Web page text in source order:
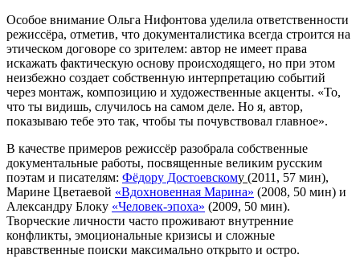
Особое внимание Ольга Нифонтова уделила ответственности
режиссёра, отметив, что документалистика всегда строится на
этическом договоре со зрителем: автор не имеет права
искажать фактическую основу происходящего, но при этом
неизбежно создает собственную интерпретацию событий
через монтаж, композицию и художественные акценты. «То,
что ты видишь, случилось на самом деле. Но я, автор,
показываю тебе это так, чтобы ты почувствовал главное».
В качестве примеров режиссёр разобрала собственные
документальные работы, посвященные великим русским
поэтам и писателям: Фёдору Достоевскому (2011, 57 мин),
Марине Цветаевой «Вдохновенная Марина» (2008, 50 мин) и
Александру Блоку «Человек-эпоха» (2009, 50 мин).
Творческие личности часто проживают внутренние
конфликты, эмоциональные кризисы и сложные
нравственные поиски максимально открыто и остро.